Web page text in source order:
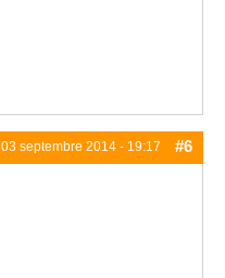
03 septembre 2014 - 19:17 #6